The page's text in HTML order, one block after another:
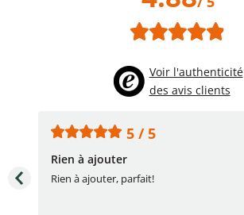
Voir l'authenticité
des avis clients
5 / 5
Rien à ajouter
Rien à ajouter, parfait!